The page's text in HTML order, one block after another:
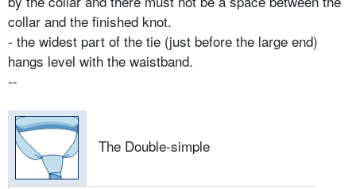
collar and the finished knot.
- the widest part of the tie (just before the large end)
hangs level with the waistband.
--
The Double-simple